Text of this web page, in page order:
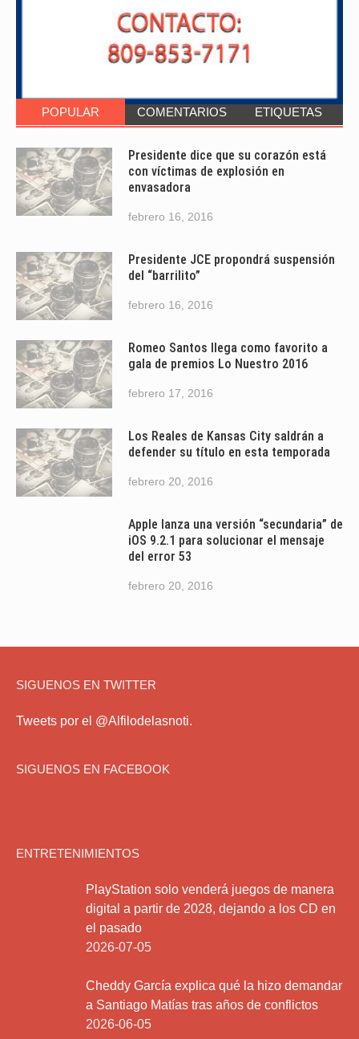
POPULAR COMENTARIOS ETIQUETAS
Presidente dice que su corazón está
con víctimas de explosión en
envasadora
febrero 16, 2016
Presidente JCE propondrá suspensión
del “barrilito”
febrero 16, 2016
Romeo Santos llega como favorito a
gala de premios Lo Nuestro 2016
febrero 17, 2016
Los Reales de Kansas City saldrán a
defender su título en esta temporada
febrero 20, 2016
Apple lanza una versión “secundaria” de
iOS 9.2.1 para solucionar el mensaje
del error 53
febrero 20, 2016
SIGUENOS EN TWITTER
Tweets por el @Alfilodelasnoti.
SIGUENOS EN FACEBOOK
ENTRETENIMIENTOS
PlayStation solo venderá juegos de manera
digital a partir de 2028, dejando a los CD en
el pasado
2026-07-05
Cheddy García explica qué la hizo demandar
a Santiago Matías tras años de conflictos
2026-06-05